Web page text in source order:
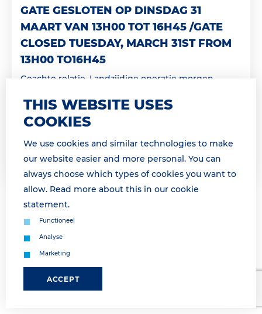
GATE GESLOTEN OP DINSDAG 31
MAART VAN 13H00 TOT 16H45 /GATE
CLOSED TUESDAY, MARCH 31ST FROM
13H00 TO16H45
Geachte relatie, Landzijdige operatie morgen
van 14h00 tot 16h45 is geen landzijdige afhandeling
mogelijk a.g.v. een vakb...
Lees meer
THIS WEBSITE USES
COOKIES
We use cookies and similar technologies to make
our website easier and more personal. You can
always choose which types of cookies you want to
allow. Read more about this in our cookie
statement.
Functioneel
Analyse
Marketing
ACCEPT